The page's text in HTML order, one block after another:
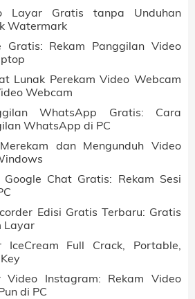
Layar Gratis tanpa Unduhan
Watermark
Gratis: Rekam Panggilan Video
Lunak Perekam Video Webcam
Webcam
WhatsApp Gratis: Cara
WhatsApp di PC
dan Mengunduh Video
Chat Gratis: Rekam Sesi
Edisi Gratis Terbaru: Gratis
Layar
IceCream Full Crack, Portable,
Video Instagram: Rekam Video
di PC